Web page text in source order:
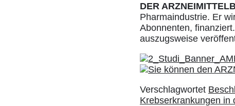
DER
Pharmaindustrie. Er
Abonnenten,
auszugsweise
Verschlagwortet
Krebserkrankungen in